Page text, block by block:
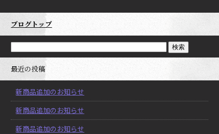
ブログトップ
最近の投稿
新商品追加のお知らせ
新商品追加のお知らせ
新商品追加のお知らせ